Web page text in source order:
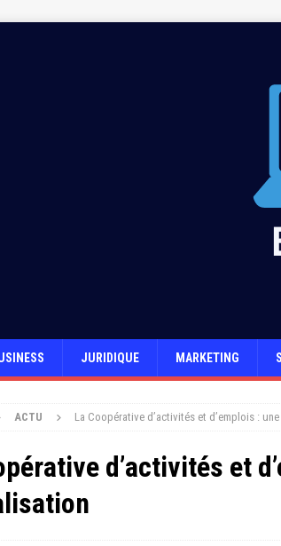
JURIDIQUE MARKETING
ACTU La Coopérative d’activités et d’emplois :
d’activités et